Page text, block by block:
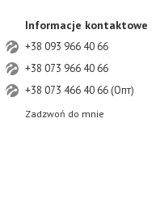
Informacje kontaktowe
+38 093 966 40 66
+38 073 966 40 66
+38 073 466 40 66 (Опт)
Zadzwoń do mnie